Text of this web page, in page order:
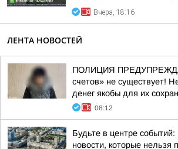
Вчера, 18:16
ЛЕНТА НОВОСТЕЙ
ПОЛИЦИЯ
счетов» не существует!
денег якобы для их
08:12
Будьте в центре событий:
новости, которые нельзя